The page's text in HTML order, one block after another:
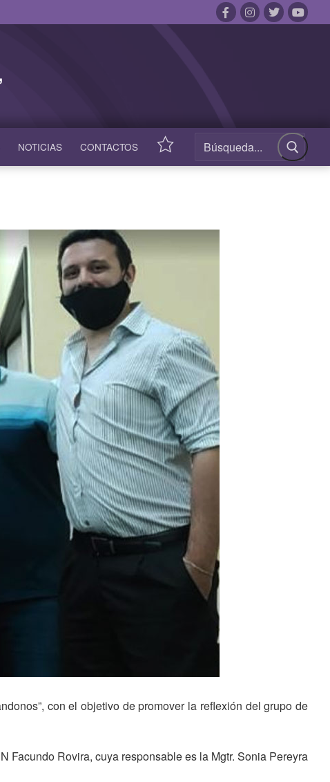
NOTICIAS CONTACTOS ACCESOS
con el objetivo de promover la reflexión del grupo de
Facundo Rovira, cuya responsable es la Mgtr. Sonia Pereyra